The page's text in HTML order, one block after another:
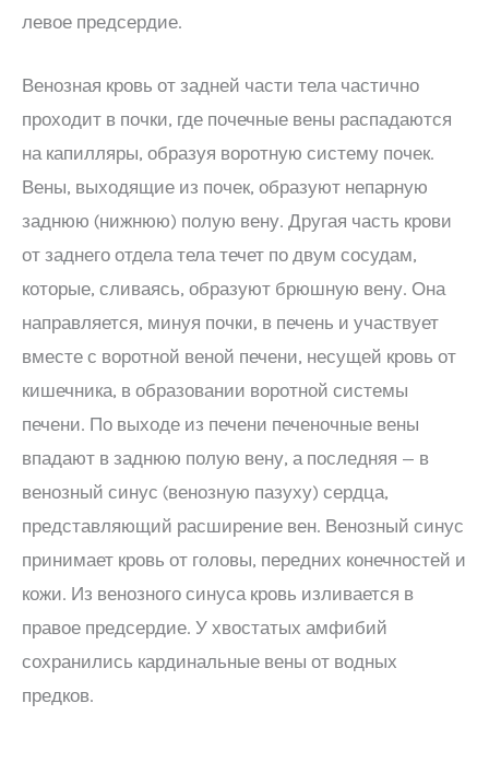
левое предсердие.
Венозная кровь от задней части тела частично
проходит в почки, где почечные вены распадаются
на капилляры, образуя воротную систему почек.
Вены, выходящие из почек, образуют непарную
заднюю (нижнюю) полую вену. Другая часть крови
от заднего отдела тела течет по двум сосудам,
которые, сливаясь, образуют брюшную вену. Она
направляется, минуя почки, в печень и участвует
вместе с воротной веной печени, несущей кровь от
кишечника, в образовании воротной системы
печени. По выходе из печени печеночные вены
впадают в заднюю полую вену, а последняя — в
венозный синус (венозную пазуху) сердца,
представляющий расширение вен. Венозный синус
принимает кровь от головы, передних конечностей и
кожи. Из венозного синуса кровь изливается в
правое предсердие. У хвостатых амфибий
сохранились кардинальные вены от водных
предков.